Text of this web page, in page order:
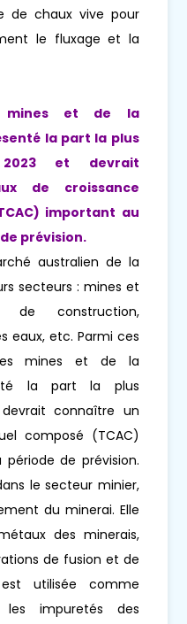
de chaux vive pour
le fluxage et la
mines et de la
la part la plus
et devrait
de croissance
important au
prévision.
australien de la
secteurs : mines et
de construction,
eaux, etc. Parmi ces
mines et de la
la part la plus
connaître un
composé (TCAC)
de prévision.
le secteur minier,
du minerai. Elle
des minerais,
de fusion et de
utilisée comme
impuretés des